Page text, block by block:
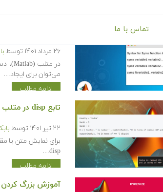
تماس با ما
۲۶ مرداد ۱۴۰۱ توسط
می‌توان برای ایجاد…
ادامه مطلب
تابع disp در متلب — آموزش دستور نمایش خروجی disp در Matlab
۲۲ تیر ۱۴۰۱ توسط
disp…
ادامه مطلب
آموزش بزرگ